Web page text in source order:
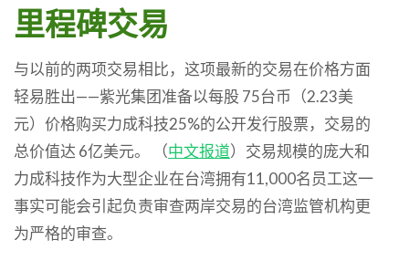
里程碑交易
与以前的两项交易相比，这项最新的交易在价格方面
轻易胜出——紫光集团准备以每股 75台币（2.23美
元）价格购买力成科技25%的公开发行股票，交易的
总价值达 6亿美元。 （中文报道）交易规模的庞大和
力成科技作为大型企业在台湾拥有11,000名员工这一
事实可能会引起负责审查两岸交易的台湾监管机构更
为严格的审查。